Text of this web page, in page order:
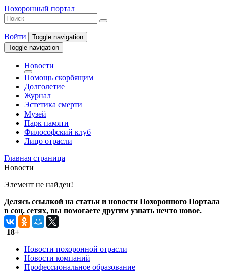
Похоронный портал
Войти
Toggle navigation
Toggle navigation
Новости
Помощь скорбящим
Долголетие
Журнал
Эстетика смерти
Музей
Парк памяти
Философский клуб
Лицо отрасли
Главная страница
Новости
Элемент не найден!
Делясь ссылкой на статьи и новости Похоронного Портала
в соц. сетях, вы помогаете другим узнать нечто новое.
18+
Новости похоронной отрасли
Новости компаний
Профессиональное образование